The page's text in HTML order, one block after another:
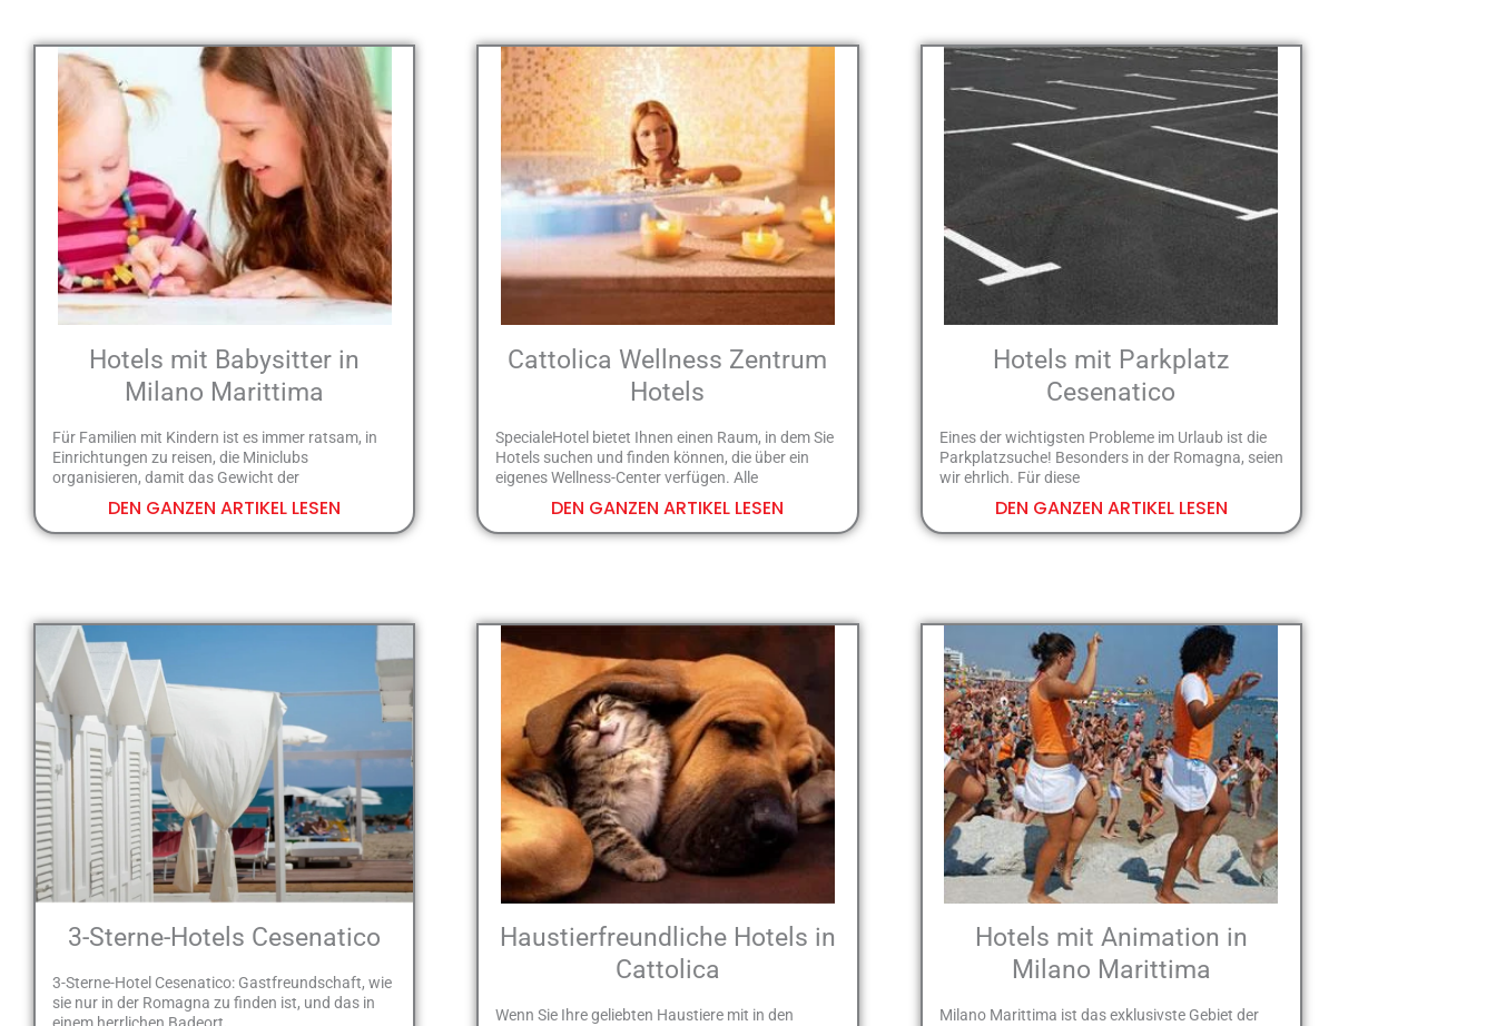
Hotels mit Babysitter in
Milano Marittima
Für Familien mit Kindern ist es immer ratsam, in
Einrichtungen zu reisen, die Miniclubs
organisieren, damit das Gewicht der
DEN GANZEN ARTIKEL LESEN
Cattolica Wellness Zentrum
Hotels
SpecialeHotel bietet Ihnen einen Raum, in dem Sie
Hotels suchen und finden können, die über ein
eigenes Wellness-Center verfügen. Alle
DEN GANZEN ARTIKEL LESEN
Hotels mit Parkplatz
Cesenatico
Eines der wichtigsten Probleme im Urlaub ist die
Parkplatzsuche! Besonders in der Romagna, seien
wir ehrlich. Für diese
DEN GANZEN ARTIKEL LESEN
3-Sterne-Hotels Cesenatico
3-Sterne-Hotel Cesenatico: Gastfreundschaft, wie
sie nur in der Romagna zu finden ist, und das in
Haustierfreundliche Hotels in
Cattolica
Wenn Sie Ihre geliebten Haustiere mit in den
Hotels mit Animation in
Milano Marittima
Milano Marittima ist das exklusivste Gebiet der